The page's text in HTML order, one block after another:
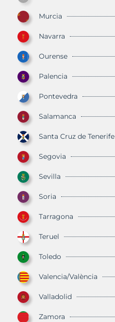
Murcia
Navarra
Ourense
Palencia
Pontevedra
Salamanca
Santa Cruz de Tenerife
Segovia
Sevilla
Soria
Tarragona
Teruel
Toledo
Valencia/València
Valladolid
Zamora